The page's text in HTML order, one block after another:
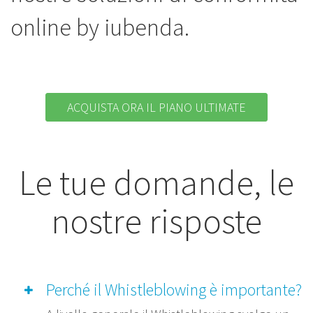
online by iubenda.
ACQUISTA ORA IL PIANO ULTIMATE
Le tue domande, le
nostre risposte
Perché il Whistleblowing è importante?